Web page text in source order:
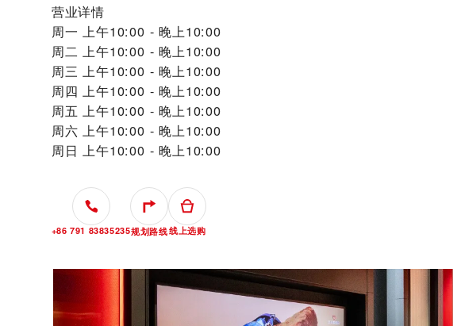
营业详情
周一 上午10:00 - 晚上10:00
周二 上午10:00 - 晚上10:00
周三 上午10:00 - 晚上10:00
周四 上午10:00 - 晚上10:00
周五 上午10:00 - 晚上10:00
周六 上午10:00 - 晚上10:00
周日 上午10:00 - 晚上10:00
+86 791 83835235规划路线线上选购